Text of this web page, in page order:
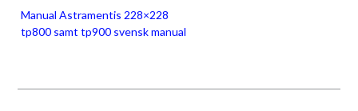
Manual Astramentis 228×228
tp800 samt tp900 svensk manual